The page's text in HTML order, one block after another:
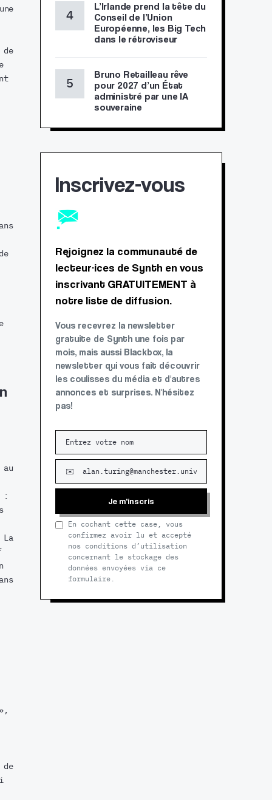
:
La
L’Irlande prend la tête du
Conseil de l’Union
Européenne, les Big Tech
dans le rétroviseur
Bruno Retailleau rêve
pour 2027 d’un État
administré par une IA
souveraine
Inscrivez-vous
Rejoignez la communauté de
lecteur·ices de Synth en vous
inscrivant GRATUITEMENT à
notre liste de diffusion.
Vous recevrez la newsletter
gratuite de Synth une fois par
mois, mais aussi Blackbox, la
newsletter qui vous fait découvrir
les coulisses du média et d'autres
annonces et surprises. N'hésitez
pas!
Je m'inscris
En cochant cette case, vous
confirmez avoir lu et accepté
nos conditions d’utilisation
concernant le stockage des
données envoyées via ce
formulaire.